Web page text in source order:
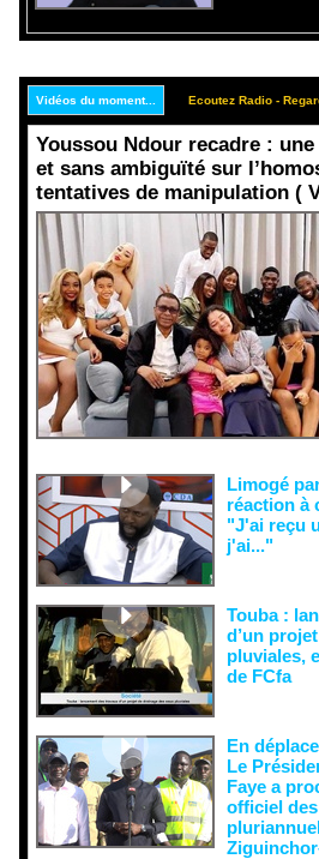
Vidéos du moment... Ecoutez Radio -
Youssou Ndour recadre :
et sans ambiguïté sur
tentatives de manipulation (
Limogé
réaction à
"J'ai reçu
j'ai..."
Touba :
d’un
pluviales,
de FCfa ‎
En
Le
Faye a
officiel